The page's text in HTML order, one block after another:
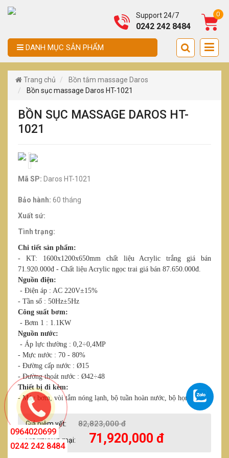
Support 24/7
0242 242 8484
0
DANH MỤC SẢN PHẨM
Trang chủ
Bồn tắm massage Daros
Bồn sục massage Daros HT-1021
BỒN SỤC MASSAGE DAROS HT-
1021
Mã SP: Daros HT-1021
Bảo hành: 60 tháng
Xuất sứ:
Tình trạng:
Chi tiết sản phẩm:
- KT: 1600x1200x650mm chất liệu Acrylic trắng giá bán
71.920.000đ - Chất liệu Acrylic ngọc trai giá bán 87.650.000đ.
Nguồn điện:
- Điện áp : AC 220V±15%
- Tần số : 50Hz±5Hz
Công suất bơm:
- Bơm 1 : 1.1KW
Nguồn nước:
- Áp lực thường : 0,2÷0,4MP
- Mực nước : 70 - 80%
- Đường cấp nước : Ø15
- Đường thoát nước : Ø42÷48
Thiết bị đi kèm:
- Máy bơm, vòi tắm nóng lạnh, bộ tuần hoàn nước, bộ họng sục.
Giá niêm yết: 82,823,000 đ
Giá khuyến mại: 71,920,000 đ
0964020699
0242 242 8484